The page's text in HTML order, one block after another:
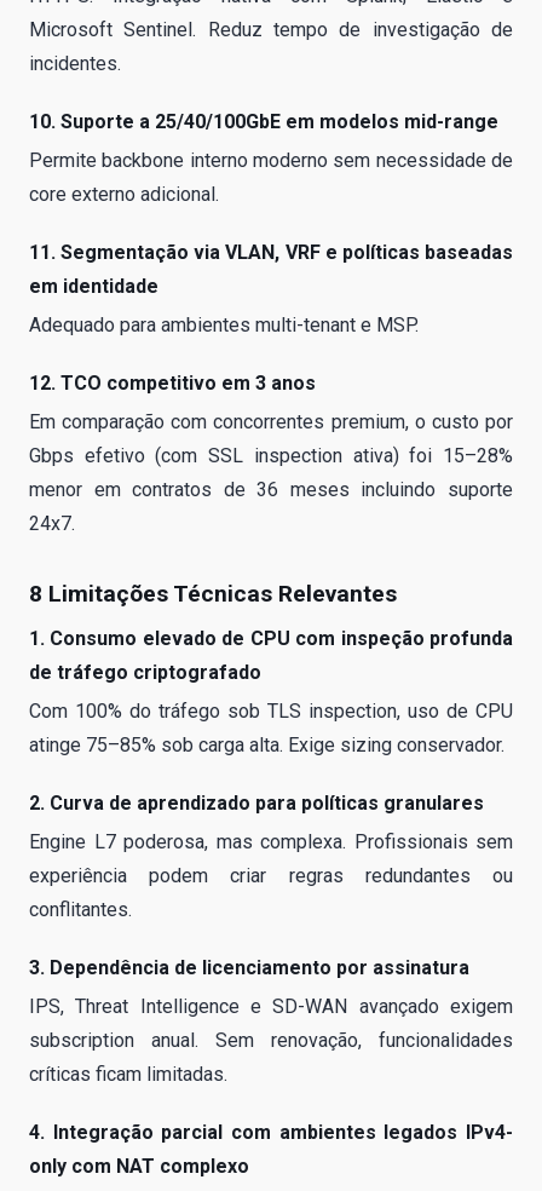
Microsoft Sentinel. Reduz tempo de investigação de
incidentes.
10. Suporte a 25/40/100GbE em modelos mid-range
Permite backbone interno moderno sem necessidade de
core externo adicional.
11. Segmentação via VLAN, VRF e políticas baseadas
em identidade
Adequado para ambientes multi-tenant e MSP.
12. TCO competitivo em 3 anos
Em comparação com concorrentes premium, o custo por
Gbps efetivo (com SSL inspection ativa) foi 15–28%
menor em contratos de 36 meses incluindo suporte
24x7.
8 Limitações Técnicas Relevantes
1. Consumo elevado de CPU com inspeção profunda
de tráfego criptografado
Com 100% do tráfego sob TLS inspection, uso de CPU
atinge 75–85% sob carga alta. Exige sizing conservador.
2. Curva de aprendizado para políticas granulares
Engine L7 poderosa, mas complexa. Profissionais sem
experiência podem criar regras redundantes ou
conflitantes.
3. Dependência de licenciamento por assinatura
IPS, Threat Intelligence e SD-WAN avançado exigem
subscription anual. Sem renovação, funcionalidades
críticas ficam limitadas.
4. Integração parcial com ambientes legados IPv4-
only com NAT complexo